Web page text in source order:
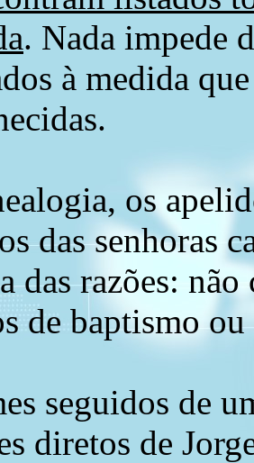
. Nada impede
à medida
os
das senhoras
das razões:
de baptismo
seguidos de
diretos de